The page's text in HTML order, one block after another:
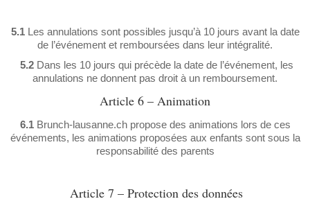
5.1 Les annulations sont possibles jusqu’à 10 jours avant la date
de l’événement et remboursées dans leur intégralité.
5.2Dans les 10 jours qui précède la date de l’événement, les
annulations ne donnent pas droit à un remboursement.
Article 6 – Animation
6.1 Brunch-lausanne.ch propose des animations lors de ces
événements, les animations proposées aux enfants sont sous la
responsabilité des parents
Article 7 – Protection des données